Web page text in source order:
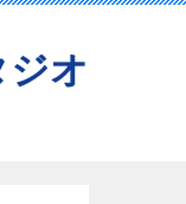
オ